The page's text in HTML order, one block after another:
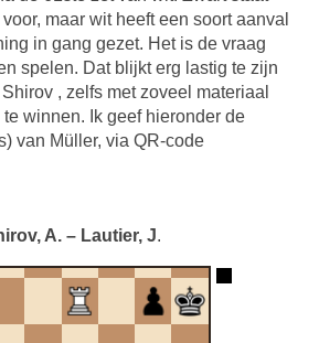
maar wit heeft een soort aanval
in gang gezet. Het is de vraag
spelen. Dat blijkt erg lastig te zijn
, zelfs met zoveel materiaal
winnen. Ik geef hieronder de
van Müller, via QR-code
A. – Lautier, J.